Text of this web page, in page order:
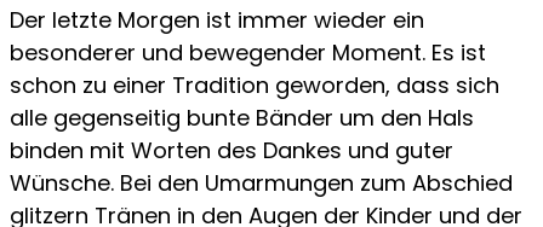
Der letzte Morgen ist immer wieder ein
besonderer und bewegender Moment. Es ist
schon zu einer Tradition geworden, dass sich
alle gegenseitig bunte Bänder um den Hals
binden mit Worten des Dankes und guter
Wünsche. Bei den Umarmungen zum Abschied
glitzern Tränen in den Augen der Kinder und der